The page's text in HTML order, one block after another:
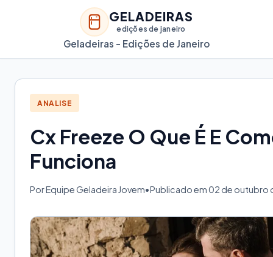
GELADEIRAS
edições de janeiro
Geladeiras - Edições de Janeiro
ANALISE
Cx Freeze O Que É E
Funciona
Por Equipe Geladeira Jovem•Publicado em 02 de outubro